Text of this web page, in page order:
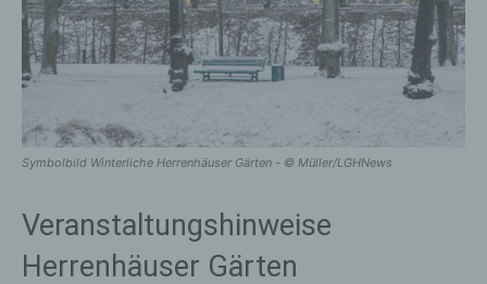
Symbolbild Winterliche Herrenhäuser Gärten - © Müller/LGHNews
Veranstaltungshinweise
Herrenhäuser Gärten